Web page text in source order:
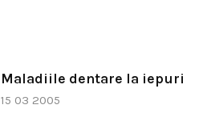
Maladiile dentare la iepuri
15 03 2005